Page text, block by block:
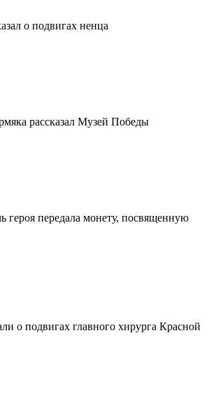
о подвигах ненца
рассказал Музей Победы
героя передала монету, посвященную
о подвигах главного хирурга Красной